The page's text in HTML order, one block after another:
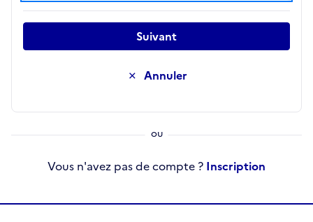
Annuler
Suivant
Vous n'avez pas de compte ? Inscription